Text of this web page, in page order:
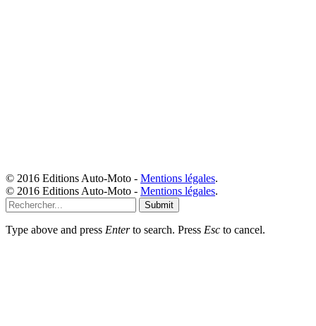
© 2016 Editions Auto-Moto - Mentions légales.
© 2016 Editions Auto-Moto - Mentions légales.
Submit
Type above and press Enterto search. Press Esc to cancel.